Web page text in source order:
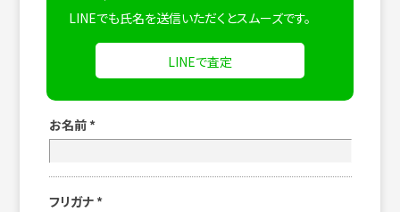
LINEでも氏名を送信いただくとスムーズです。
LINEで査定
お名前 *
フリガナ *